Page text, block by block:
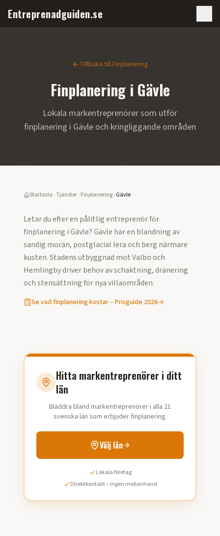
Entreprenadguiden.se
Tillbaka tillFinplanering
Finplaneringi Gävle
Lokala markentreprenörer som utför
finplanering i Gävle och kringliggande områden
Startsida ›Tjänster›Finplanering›Gävle
Letar du efter en pålitlig entreprenör för
finplanering iGävle?Gävle har en blandning av
sandig morän, postglacial lera och berg närmare
kusten. Stadens utbyggnad mot Valbo och
Hemlingby driver behov av schaktning, dränering
och stensättning för nya villaområden.
Se vadfinplaneringkostar – Prisguide 2026
Hitta markentreprenörer i ditt
län
Bläddra bland markentreprenörer i alla 21
svenska län som erbjuder finplanering.
Välj län
Lokala företag
Direktkontakt – ingen mellanhand